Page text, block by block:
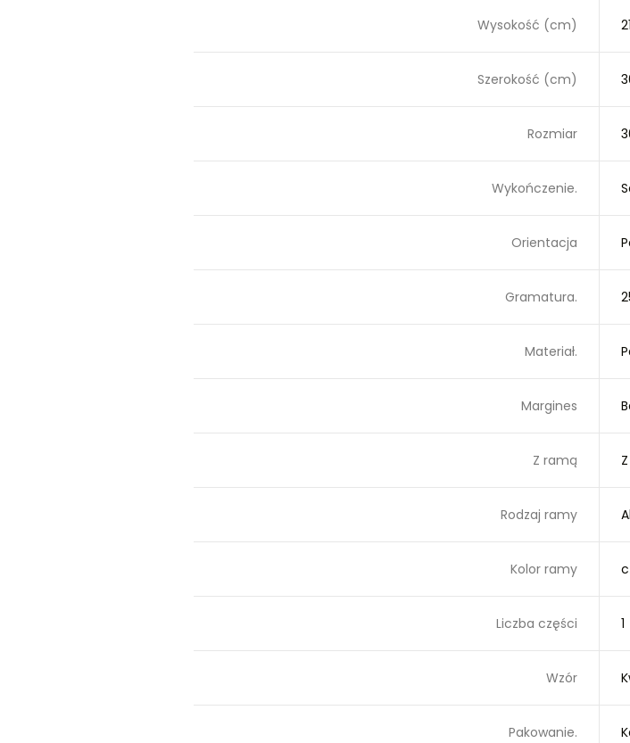
Wysokość (cm) 21
Szerokość (cm)
Rozmiar
Wykończenie.
Orientacja
Gramatura.
Materiał.
Margines
Z ramą
Rodzaj ramy
Kolor ramy
Liczba części 1
Wzór
Pakowanie.